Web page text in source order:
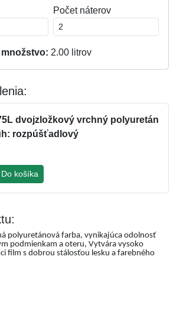
Počet náterov
2.00 litrov
dvojzložkový vrchný polyuretán
rozpúšťadlový
košíka
polyuretánová farba, vynikajúca odolnosť
podmienkam a oteru, Vytvára vysoko
film s dobrou stálosťou lesku a farebného